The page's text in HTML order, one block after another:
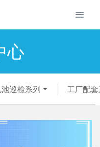
心
巡检系列 工厂配